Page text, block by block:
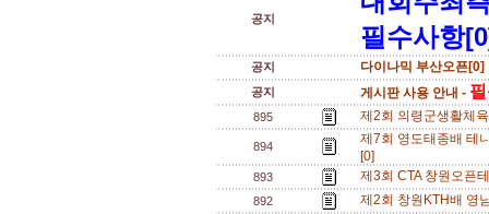
공지
필수사항
공지 다이나믹 부산오픈[0]
공지 게시판 사용 안내 -
895 제2회 의령군생활체
894
제7회 영도태종배 테
[0]
893 제3회 CTA 창원오픈
892 제2회 창원KTH배 영